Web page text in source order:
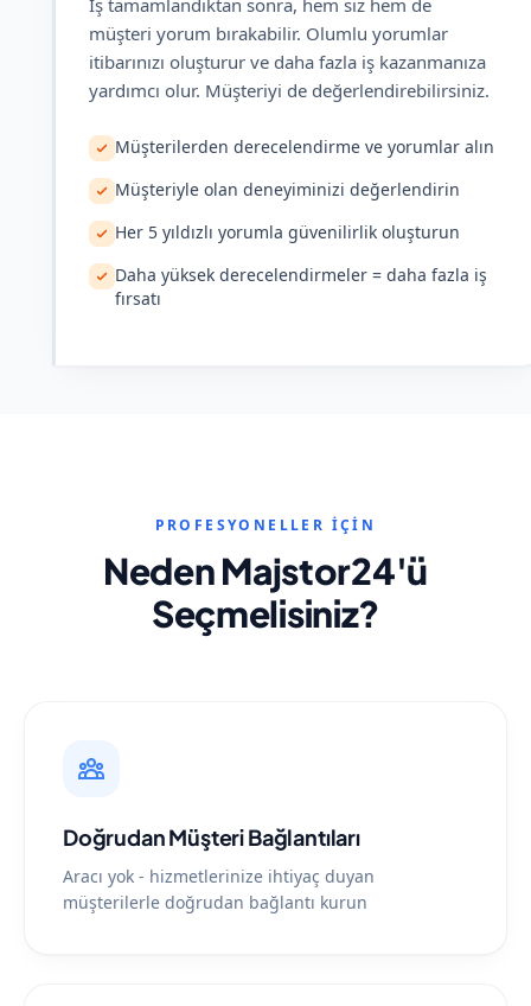
İş tamamlandıktan sonra, hem siz hem de
müşteri yorum bırakabilir. Olumlu yorumlar
itibarınızı oluşturur ve daha fazla iş kazanmanıza
yardımcı olur. Müşteriyi de değerlendirebilirsiniz.
Müşterilerden derecelendirme ve yorumlar alın
Müşteriyle olan deneyiminizi değerlendirin
Her 5 yıldızlı yorumla güvenilirlik oluşturun
Daha yüksek derecelendirmeler = daha fazla iş
fırsatı
PROFESYONELLER İÇIN
Neden Majstor24'ü
Seçmelisiniz?
Doğrudan Müşteri Bağlantıları
Aracı yok - hizmetlerinize ihtiyaç duyan
müşterilerle doğrudan bağlantı kurun